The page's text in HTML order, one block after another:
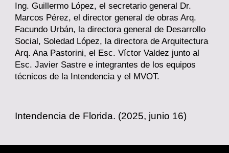
Ing. Guillermo López, el secretario general Dr.
Marcos Pérez, el director general de obras Arq.
Facundo Urbán, la directora general de Desarrollo
Social, Soledad López, la directora de Arquitectura
Arq. Ana Pastorini, el Esc. Víctor Valdez junto al
Esc. Javier Sastre e integrantes de los equipos
técnicos de la Intendencia y el MVOT.
Intendencia de Florida. (2025, junio 16)